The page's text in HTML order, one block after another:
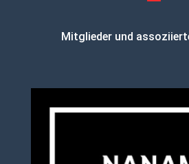
Mitglieder und